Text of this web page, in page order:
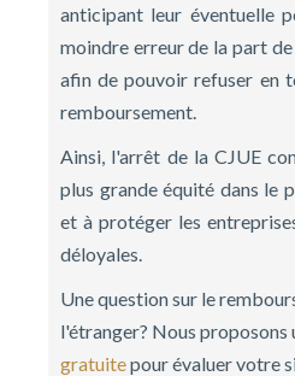
anticipant leur éventuelle
moindre erreur de la part
afin de pouvoir refuser en
remboursement.
Ainsi, l'arrêt de la CJUE
plus grande équité dans le
et à protéger les
déloyales.
Une question sur le
l'étranger? Nous proposons
gratuitepour évaluer votre